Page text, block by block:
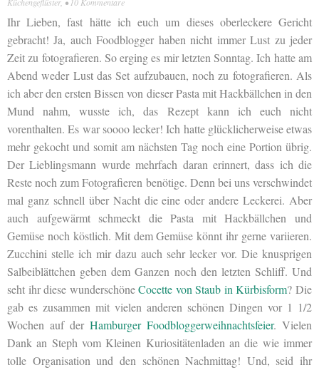
Ihr Lieben, fast hätte ich euch um dieses oberleckere Gericht
gebracht! Ja, auch Foodblogger haben nicht immer Lust zu jeder
Zeit zu fotografieren. So erging es mir letzten Sonntag. Ich hatte am
Abend weder Lust das Set aufzubauen, noch zu fotografieren. Als
ich aber den ersten Bissen von dieser Pasta mit Hackbällchen in den
Mund nahm, wusste ich, das Rezept kann ich euch nicht
vorenthalten. Es war soooo lecker! Ich hatte glücklicherweise etwas
mehr gekocht und somit am nächsten Tag noch eine Portion übrig.
Der Lieblingsmann wurde mehrfach daran erinnert, dass ich die
Reste noch zum Fotografieren benötige. Denn bei uns verschwindet
mal ganz schnell über Nacht die eine oder andere Leckerei. Aber
auch aufgewärmt schmeckt die Pasta mit Hackbällchen und
Gemüse noch köstlich. Mit dem Gemüse könnt ihr gerne variieren.
Zucchini stelle ich mir dazu auch sehr lecker vor. Die knusprigen
Salbeiblättchen geben dem Ganzen noch den letzten Schliff. Und
seht ihr diese wunderschöneCocette von Staub in Kürbisform? Die
gab es zusammen mit vielen anderen schönen Dingen vor 1 1/2
Wochen auf der Hamburger Foodbloggerweihnachtsfeier. Vielen
Dank an Steph vom Kleinen Kuriositätenladen an die wie immer
tolle Organisation und den schönen Nachmittag! Und, seid ihr